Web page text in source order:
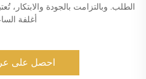
الطلب. وبالتزامت بالجودة والابتكار،
أغلفة
احصل على